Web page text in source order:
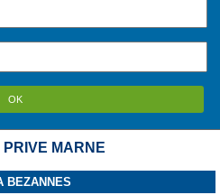
OK
MARNE
BEZANNES